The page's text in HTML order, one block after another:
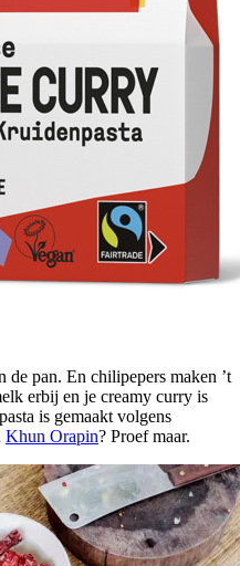
de pan. En chilipepers maken ’t
erbij en je creamy curry is
is gemaakt volgens
Khun Orapin? Proef maar.